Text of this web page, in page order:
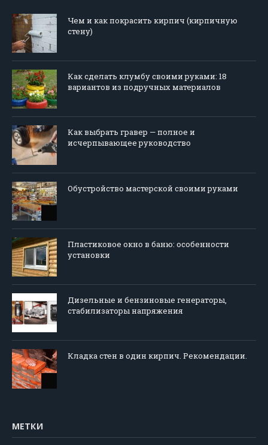
Чем и как покрасить кирпич (кирпичную
стену)
Как сделать клумбу своими руками: 18
вариантов из подручных материалов
Как выбрать гравер — полное и
исчерпывающее руководство
Обустройство мастерской своими руками
Пластиковое окно в баню: особенности
установки
Дизельные и бензиновые генераторы,
стабилизаторы напряжения
Кладка стен в один кирпич. Рекомендации.
МЕТКИ